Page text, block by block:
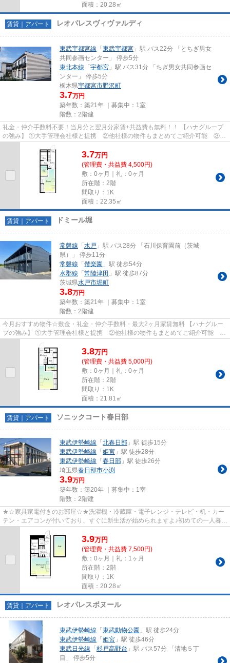
面積：20.28㎡
賃貸｜アパート レオパレスヴィヴァルディ
東武宇都宮線 「 東武宇都宮 」駅 バス22分 「とちぎ男女
共同参画センター」 停歩5分
東北本線 「 宇都宮 」駅 バス31分 「ちぎ男女共同参画セ
ンター」 停歩5分
栃木県宇都宮市野沢町
3.7万円
築年数：築21年 ｜募集中： 1室
階数：2階建
礼金・仲介手数料不要！当月分と翌月分家賃+共益費も無料！！ 【ハナグループ
の強み】 ①大手管理会社様と提携 ②他社様の物件もまとめてご紹介可能 ③広
範囲でご紹介可能※多店舗展開...
3.7万円
(管理費・共益費 4,500円)
敷：0ヶ月｜礼：0ヶ月
所在階：2階
間取り：1K
面積：22.35㎡
賃貸｜アパート ドミール堀
常磐線 「 水戸 」駅 バス28分 「石川保育園前（茨城
県）」 停歩11分
常磐線 「 偕楽園 」駅 徒歩54分
水郡線 「 常陸津田 」駅 徒歩87分
茨城県水戸市堀町
3.8万円
築年数：築21年 ｜募集中： 1室
階数：2階建
今月おすすめ物件☆敷金・礼金・仲介手数料・最大2ヶ月家賃無料 【ハナグルー
プの強み】 ①大手管理会社様と提携 ②他社様の物件もまとめてご紹介可能 ③
3.8万円
(管理費・共益費 5,000円)
敷：0ヶ月｜礼：0ヶ月
所在階：2階
間取り：1K
面積：21.81㎡
賃貸｜アパート ソニックコート春日部
東武伊勢崎線 「 北春日部 」駅 徒歩15分
東武伊勢崎線 「 姫宮 」駅 徒歩28分
東武伊勢崎線 「 春日部 」駅 徒歩26分
埼玉県春日部市小渕
3.9万円
築年数：築20年 ｜募集中： 1室
階数：2階建
★☆家具家電付きのお部屋☆★洗濯機・冷蔵庫・電子レンジ・テレビ・机・カー
テン・エアコンが付いており、すぐに新生活が始められますよ♪初めての一人暮ら
しや学生さんにもオススメです！...
3.9万円
(管理費・共益費 7,500円)
敷：0ヶ月｜礼：1ヶ月
所在階：2階
間取り：1K
面積：20.28㎡
賃貸｜アパート レオパレスボヌール
東武伊勢崎線 「 東武動物公園 」駅 徒歩24分
東武伊勢崎線 「 姫宮 」駅 徒歩46分
東武日光線 「 杉戸高野台 」駅 バス57分 「清地５丁
目」 停歩5分